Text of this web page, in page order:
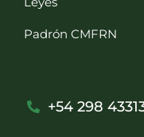
Padrón CMFRN
+54 298